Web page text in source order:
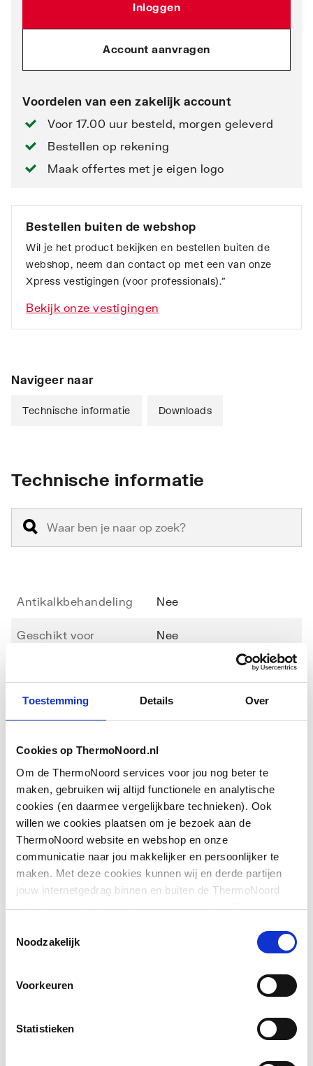
Toestemming Details Over
Cookies op ThermoNoord.nl
Om de ThermoNoord services voor jou nog beter te
maken, gebruiken wij altijd functionele en analytische
cookies (en daarmee vergelijkbare technieken). Ook
willen we cookies plaatsen om je bezoek aan de
ThermoNoord website en webshop en onze
communicatie naar jou makkelijker en persoonlijker te
maken. Met deze cookies kunnen wij en derde partijen
jouw internetgedrag binnen en buiten de ThermoNoord
website en webshop volgen en verzamelen. Hiermee
communicatie aan jouw interesses aan. We slaan je
Noodzakelijk
Voorkeuren
Statistieken
Inloggen
Account aanvragen
Voordelen van een zakelijk account
Voor 17.00 uur besteld, morgen geleverd
Bestellen op rekening
Maak offertes met je eigen logo
Bestellen buiten de webshop
Wil je het product bekijken en bestellen buiten de
webshop, neem dan contact op met een van onze
Xpress vestigingen (voor professionals).”
Bekijk onze vestigingen
Navigeer naar
Technische informatie Downloads
Technische informatie
Antikalkbehandeling Nee
Geschikt voor
Nee
Geschikt voor montage
in lijn
Nee
met zijwand
Geschikt voor montage
op douchebak
Ja
Geschikt voor montage
op tegelvloer
Ja
Geschikt voor
Ja
Geschikt voor U-
Glas-/kunststofdecor
Downloads
Exploded_viewapplication/postscript
Exploded_viewapplication/postscript,32 KB
Bouwtekening
6 MB